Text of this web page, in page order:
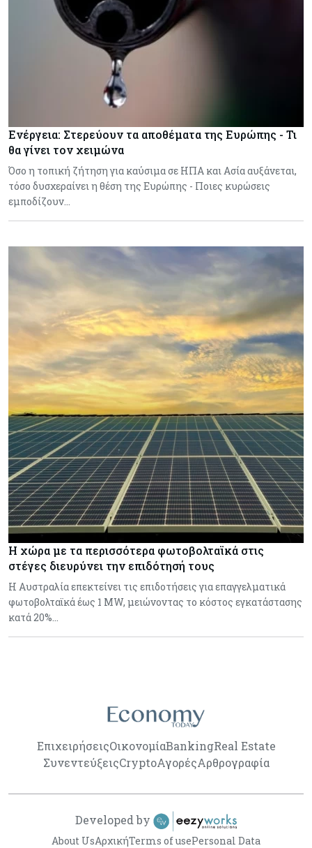
Ενέργεια: Στερεύουν τα αποθέματα της Ευρώπης - Τι
θα γίνει τον χειμώνα
Όσο η τοπική ζήτηση για καύσιμα σε ΗΠΑ και Ασία αυξάνεται,
τόσο δυσχεραίνει η θέση της Ευρώπης - Ποιες κυρώσεις
εμποδίζουν…
Η χώρα με τα περισσότερα φωτοβολταϊκά στις
στέγες διευρύνει την επιδότησή τους
Η Αυστραλία επεκτείνει τις επιδοτήσεις για επαγγελματικά
φωτοβολταϊκά έως 1 MW, μειώνοντας το κόστος εγκατάστασης
κατά 20%…
ΕπιχειρήσειςΟικονομίαBankingReal Estate
ΣυνεντεύξειςCryptoΑγορέςΑρθρογραφία
About UsΑρχικήTerms of usePersonal Data
Developed by